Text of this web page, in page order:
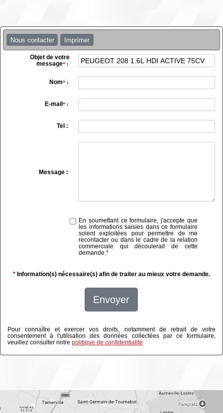
Nous contacter Imprimer
Objet de votre
message*:
Nom*:
E-mail *:
Tel :
Message :
En soumettant ce formulaire, j'accepte que
les informations saisies dans ce formulaire
soient exploitées pour permettre de me
recontacter ou dans le cadre de la relation
commerciale qui découlerait de cette
demande.*
* Information(s) nécessaire(s) afin de traiter au mieux votre demande.
Envoyer
Pour connaître et exercer vos droits, notamment de retrait de votre
consentement à l'utilisation des données collectées par ce formulaire,
veuillez consulter notre politique de confidentialité